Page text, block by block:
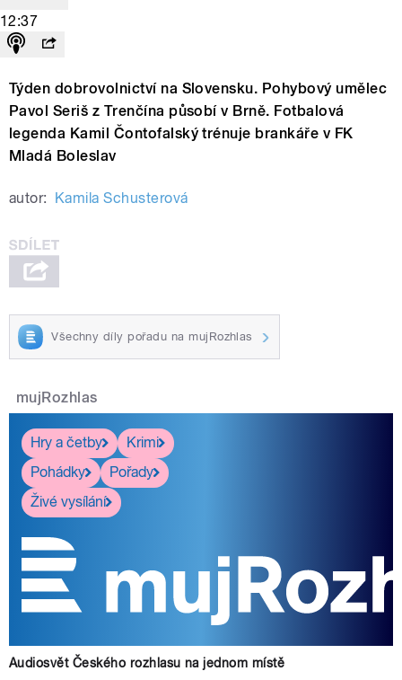
12:37
Týden dobrovolnictví na Slovensku. Pohybový umělec
Pavol Seriš z Trenčína působí v Brně. Fotbalová
legenda Kamil Čontofalský trénuje brankáře v FK
Mladá Boleslav
autor: Kamila Schusterová
Všechny díly pořadu na mujRozhlas
mujRozhlas
Hry a četby
Krimi
Pohádky
Pořady
Živé vysílání
Audiosvět Českého rozhlasu na jednom místě